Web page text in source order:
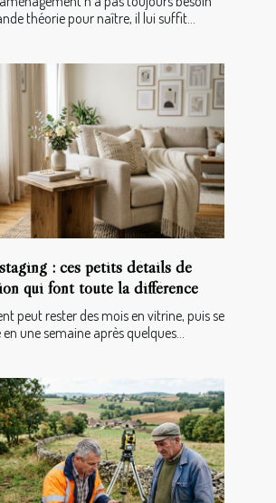
théorie pour naître, il lui suffit...
: ces petits détails de
qui font toute la différence
peut rester des mois en vitrine, puis se
une semaine après quelques...